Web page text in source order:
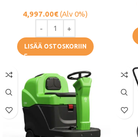
4,997.00€(Alv 0%)
LISÄÄ OSTOSKORIIN